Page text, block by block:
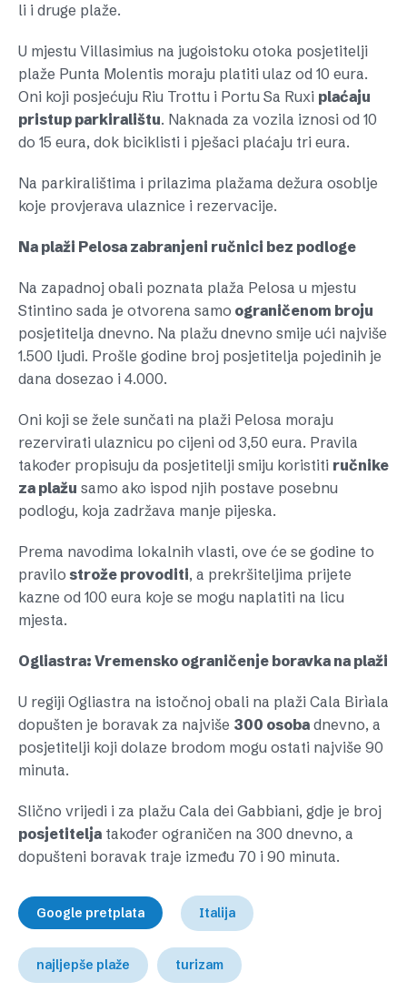
li i druge plaže.
U mjestu Villasimius na jugoistoku otoka posjetitelji
plaže Punta Molentis moraju platiti ulaz od 10 eura.
Oni koji posjećuju Riu Trottu i Portu Sa Ruxi plaćaju
pristup parkiralištu. Naknada za vozila iznosi od 10
do 15 eura, dok biciklisti i pješaci plaćaju tri eura.
Na parkiralištima i prilazima plažama dežura osoblje
koje provjerava ulaznice i rezervacije.
Na plaži Pelosa zabranjeni ručnici bez podloge
Na zapadnoj obali poznata plaža Pelosa u mjestu
Stintino sada je otvorena samo ograničenom broju
posjetitelja dnevno. Na plažu dnevno smije ući najviše
1.500 ljudi. Prošle godine broj posjetitelja pojedinih je
dana dosezao i 4.000.
Oni koji se žele sunčati na plaži Pelosa moraju
rezervirati ulaznicu po cijeni od 3,50 eura. Pravila
također propisuju da posjetitelji smiju koristiti ručnike
za plažu samo ako ispod njih postave posebnu
podlogu, koja zadržava manje pijeska.
Prema navodima lokalnih vlasti, ove će se godine to
pravilo strože provoditi, a prekršiteljima prijete
kazne od 100 eura koje se mogu naplatiti na licu
mjesta.
Ogliastra: Vremensko ograničenje boravka na plaži
U regiji Ogliastra na istočnoj obali na plaži Cala Birìala
dopušten je boravak za najviše 300 osoba dnevno, a
posjetitelji koji dolaze brodom mogu ostati najviše 90
minuta.
Slično vrijedi i za plažu Cala dei Gabbiani, gdje je broj
posjetitelja također ograničen na 300 dnevno, a
dopušteni boravak traje između 70 i 90 minuta.
Google pretplata Italija
najljepše plaže turizam